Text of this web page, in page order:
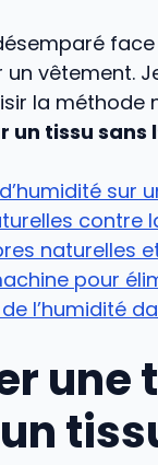
vêtement.
la méthode
un tissu sans
sur
contre
naturelles
pour
l’humidité
une